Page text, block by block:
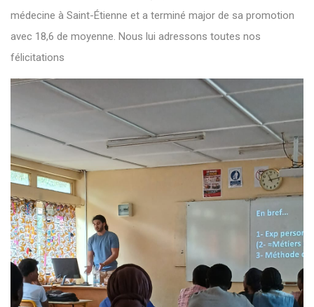
médecine à Saint-Étienne et a terminé major de sa promotion
avec 18,6 de moyenne. Nous lui adressons toutes nos
félicitations